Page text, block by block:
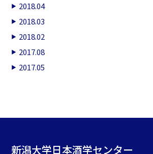
2018.04
2018.03
2018.02
2017.08
2017.05
新潟大学日本酒学センター